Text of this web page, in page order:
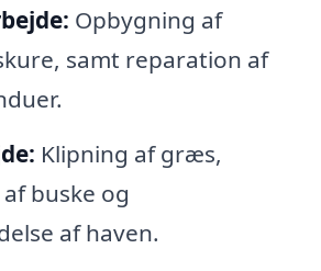
Opbygning af
samt reparation af
Klipning af græs,
buske og
af haven.